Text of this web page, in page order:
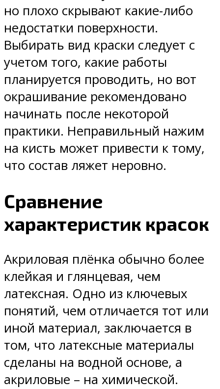
но плохо скрывают какие-либо
недостатки поверхности.
Выбирать вид краски следует с
учетом того, какие работы
планируется проводить, но вот
окрашивание рекомендовано
начинать после некоторой
практики. Неправильный нажим
на кисть может привести к тому,
что состав ляжет неровно.
Сравнение
характеристик красок
Акриловая плёнка обычно более
клейкая и глянцевая, чем
латексная. Одно из ключевых
понятий, чем отличается тот или
иной материал, заключается в
том, что латексные материалы
сделаны на водной основе, а
акриловые – на химической.